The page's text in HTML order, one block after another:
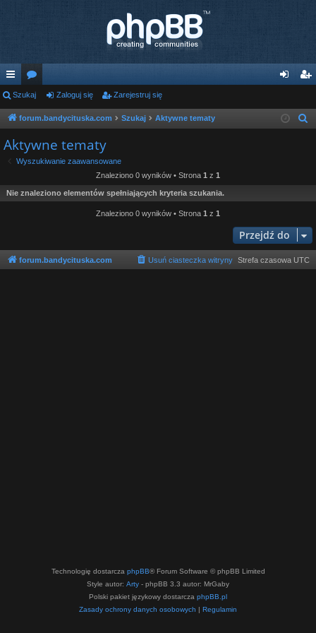
ię
ce
j
…
or
a og ej
si
Szukaj Zaloguj się Zarejestruj się
forum.bandycituska.com Szukaj Aktywne tematy
Aktywne tematy
Wyszukiwanie zaawansowane
Znaleziono 0 wyników • Strona 1 z 1
Nie znaleziono elementów spełniających kryteria szukania.
Znaleziono 0 wyników • Strona 1 z 1
Przejdź do
forum.bandycituska.com Strefa czasowa UTC
Usuń ciasteczka witryny
Technologię dostarcza phpBB® Forum Software © phpBB Limited
Style autor: Arty - phpBB 3.3 autor: MrGaby
Polski pakiet językowy dostarcza phpBB.pl
Zasady ochrony danych osobowych | Regulamin